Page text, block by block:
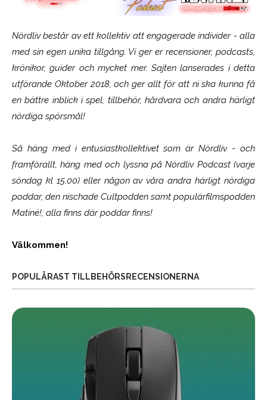
Nördliv består av ett kollektiv att engagerade individer - alla
med sin egen unika tillgång. Vi ger er recensioner, podcasts,
krönikor, guider och mycket mer. Sajten lanserades i detta
utförande Oktober 2018, och ger allt för att ni ska kunna få
en bättre inblick i spel, tillbehör, hårdvara och andra härligt
nördiga spörsmål!
Så häng med i entusiastkollektivet som ärNördliv- och
framförallt, häng med och lyssna på Nördliv Podcast (varje
söndag kl 15.00) eller någon av våra andra härligt nördiga
poddar, den nischade Cultpodden samt populärfilmspodden
Matiné!; alla finns där poddar finns!
Välkommen!
POPULÄRAST TILLBEHÖRSRECENSIONERNA